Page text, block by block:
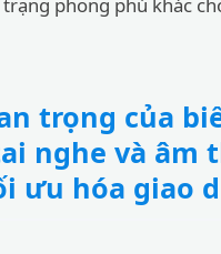
trọng của
nghe và âm
ưu hóa giao